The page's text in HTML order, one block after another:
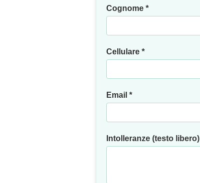
Cognome *
Cellulare *
Email *
Intolleranze (testo libero)